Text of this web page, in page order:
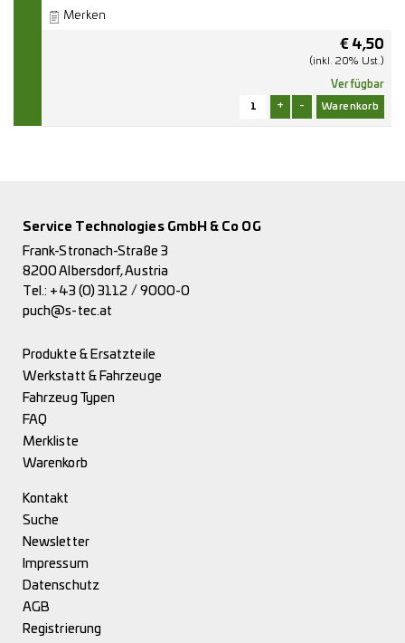
Merken
€ 4,50
(inkl. 20% Ust.)
Verfügbar
+ -
Service Technologies GmbH & Co OG
Frank-Stronach-Straße 3
8200 Albersdorf, Austria
Tel.: +43 (0) 3112 / 9000-0
puch@s-tec.at
Produkte & Ersatzteile
Werkstatt & Fahrzeuge
Fahrzeug Typen
FAQ
Merkliste
Warenkorb
Kontakt
Suche
Newsletter
Impressum
Datenschutz
AGB
Registrierung